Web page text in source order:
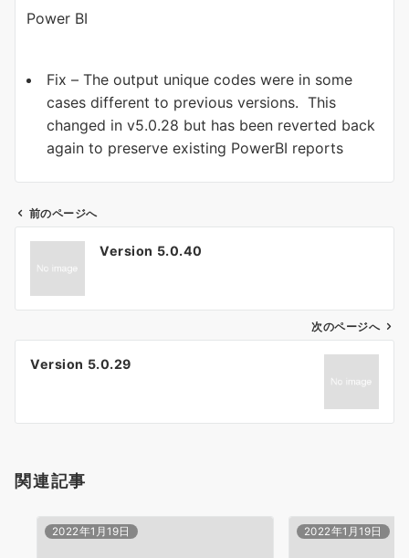
Power BI
Fix – The output unique codes were in some
cases different to previous versions. This
changed in v5.0.28 but has been reverted back
again to preserve existing PowerBI reports
ン
前のページへ
Version 5.0.40
次のページへ
Version 5.0.29
関連記事
2022年1月19日 2022年1月19日